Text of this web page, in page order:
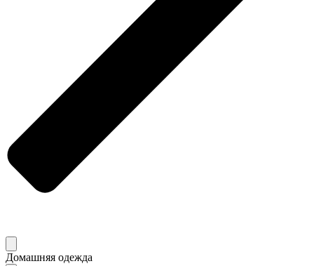
Домашняя одежда